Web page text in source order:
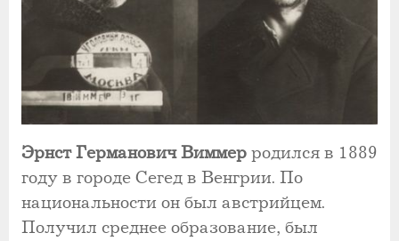
Эрнст Германович Виммер родился в 1889
году в городе Сегед в Венгрии. По
национальности он был австрийцем.
Получил среднее образование, был